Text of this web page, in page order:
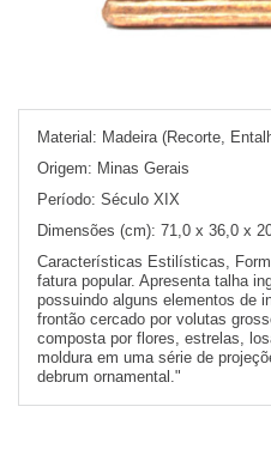
Material: Madeira (Recorte,
Origem: Minas Gerais
Período: Século XIX
Dimensões (cm): 71,0 x 36,0 x
Características Estilísticas,
fatura popular. Apresenta talha
possuindo alguns elementos de
frontão cercado por volutas
composta por flores, estrelas,
moldura em uma série de
debrum ornamental."